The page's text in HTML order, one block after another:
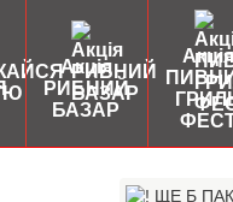
Акція
РИБНИЙ
БАЗАР
Акція